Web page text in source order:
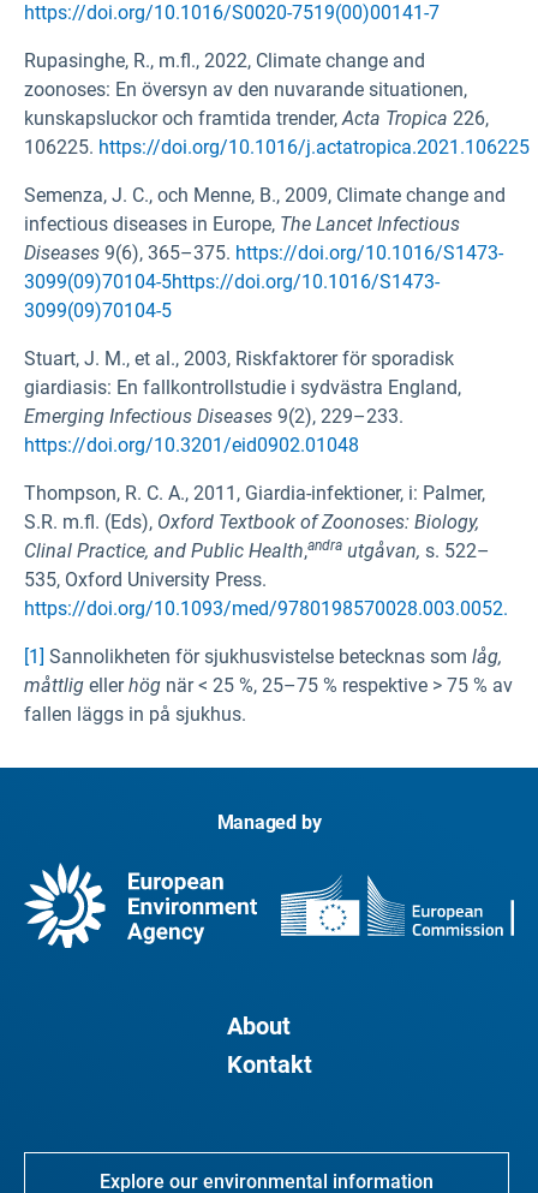
https://doi.org/10.1016/S0020-7519(00)00141-7
Rupasinghe, R., m.fl., 2022, Climate change and
zoonoses: En översyn av den nuvarande situationen,
kunskapsluckor och framtida trender,Acta Tropica 226,
106225. https://doi.org/10.1016/j.actatropica.2021.106225
Semenza, J. C., och Menne, B., 2009, Climate change and
infectious diseases in Europe, The Lancet Infectious
Diseases 9(6), 365–375. https://doi.org/10.1016/S1473-
3099(09)70104-5https://doi.org/10.1016/S1473-
3099(09)70104-5
Stuart, J. M., et al., 2003, Riskfaktorer för sporadisk
giardiasis: En fallkontrollstudie i sydvästra England,
Emerging Infectious Diseases 9(2), 229–233.
https://doi.org/10.3201/eid0902.01048
Thompson, R. C. A., 2011, Giardia-infektioner, i: Palmer,
S.R. m.fl. (Eds), Oxford Textbook of Zoonoses: Biology,
Clinal Practice, and Public Health,andra utgåvan, s. 522–
535, Oxford University Press.
https://doi.org/10.1093/med/9780198570028.003.0052.
[1] Sannolikheten för sjukhusvistelse betecknas som låg,
måttlig ellerhög när < 25 %, 25–75 % respektive > 75 % av
fallen läggs in på sjukhus.
Managed by
About
Kontakt
Explore our environmental information